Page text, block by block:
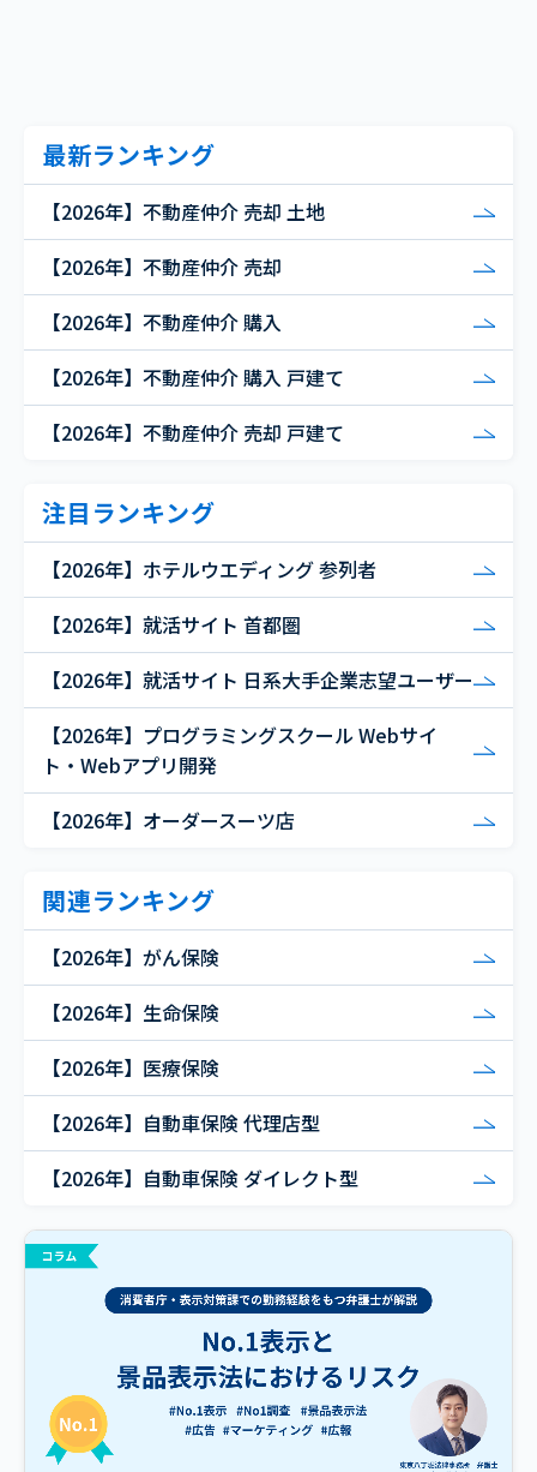
最新ランキング
【2026年】不動産仲介 売却 土地
【2026年】不動産仲介 売却
【2026年】不動産仲介 購入
【2026年】不動産仲介 購入 戸建て
【2026年】不動産仲介 売却 戸建て
注目ランキング
【2026年】ホテルウエディング 参列者
【2026年】就活サイト 首都圏
【2026年】就活サイト 日系大手企業志望ユーザー
【2026年】プログラミングスクール Webサイ
ト・Webアプリ開発
【2026年】オーダースーツ店
関連ランキング
【2026年】がん保険
【2026年】生命保険
【2026年】医療保険
【2026年】自動車保険 代理店型
【2026年】自動車保険 ダイレクト型